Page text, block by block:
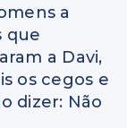
a
que
a Davi,
os cegos e
dizer: Não